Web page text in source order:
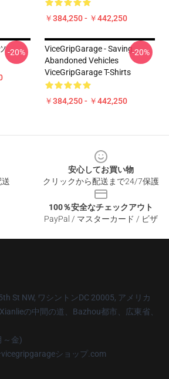
￥384,250 - ￥442,250
-20%
ViceGripGarage - Saving
Abandoned Vehicles
ViceGripGarage T-Shirts
￥384,250 - ￥442,250
-20%
安心してお買い物
クリックから配送まで24/7保護
100％安全なチェックアウト
PayPal / マスターカード / ビザ
St NW, ワシントンDC 20005, アメリカ
の中間の道、Bazhou都市、広東省、
～金)
ショップ.com